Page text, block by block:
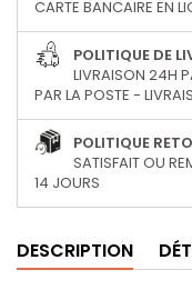
CARTE BANCAIRE EN
POLITIQUE DE
LIVRAISON 24H
PAR LA POSTE -
POLITIQUE
SATISFAIT OU
14 JOURS
DESCRIPTION